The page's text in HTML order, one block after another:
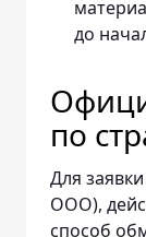
до
по
Для
ООО),
способ